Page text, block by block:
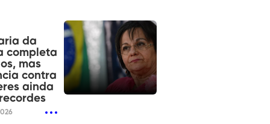
da
completa
mas
contra
ainda